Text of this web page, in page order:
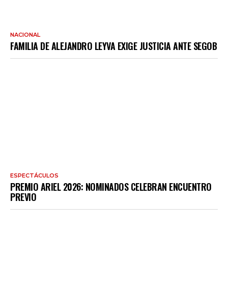
NACIONAL
FAMILIA DE ALEJANDRO LEYVA EXIGE JUSTICIA ANTE SEGOB
ESPECTÁCULOS
PREMIO ARIEL 2026: NOMINADOS CELEBRAN ENCUENTRO
PREVIO